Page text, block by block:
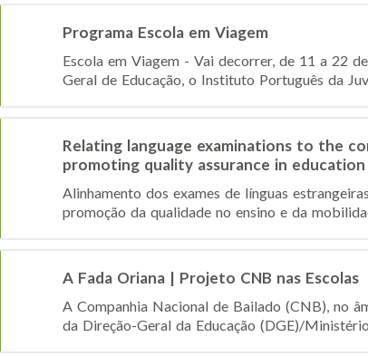
Programa Escola em Viagem
Escola em Viagem - Vai decorrer, de 11 a 22
Geral de Educação, o Instituto Português da
Relating language examinations to the
promoting quality assurance in
Alinhamento dos exames de línguas
promoção da qualidade no ensino e da
A Fada Oriana | Projeto CNB nas Escolas
A Companhia Nacional de Bailado (CNB), no
da Direção-Geral da Educação (DGE)/